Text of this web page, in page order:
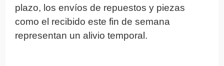
plazo, los envíos de repuestos y piezas
como el recibido este fin de semana
representan un alivio temporal.